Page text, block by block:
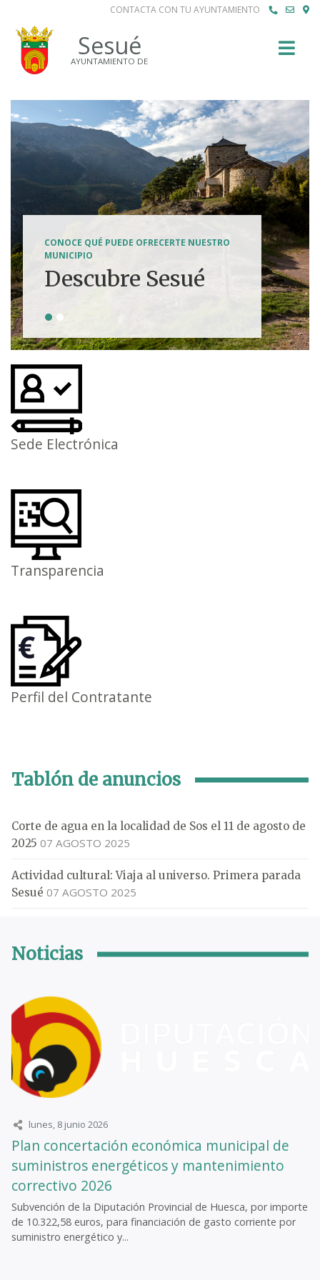
CONTACTA CON TU AYUNTAMIENTO
Sesué
AYUNTAMIENTO DE
CONOCE QUÉ PUEDE OFRECERTE NUESTRO
MUNICIPIO
Descubre Sesué
Tierra de
aventuras
Sede Electrónica
Transparencia
Perfil del Contratante
Tablón de anuncios
Corte de agua en la localidad de Sos el 11 de agosto de
2025 07 AGOSTO 2025
Actividad cultural: Viaja al universo. Primera parada
Sesué 07 AGOSTO 2025
Noticias
lunes, 8 junio 2026
Plan concertación económica municipal de
suministros energéticos y mantenimiento
correctivo 2026
Subvención de la Diputación Provincial de Huesca, por importe
de 10.322,58 euros, para financiación de gasto corriente por
suministro energético y...